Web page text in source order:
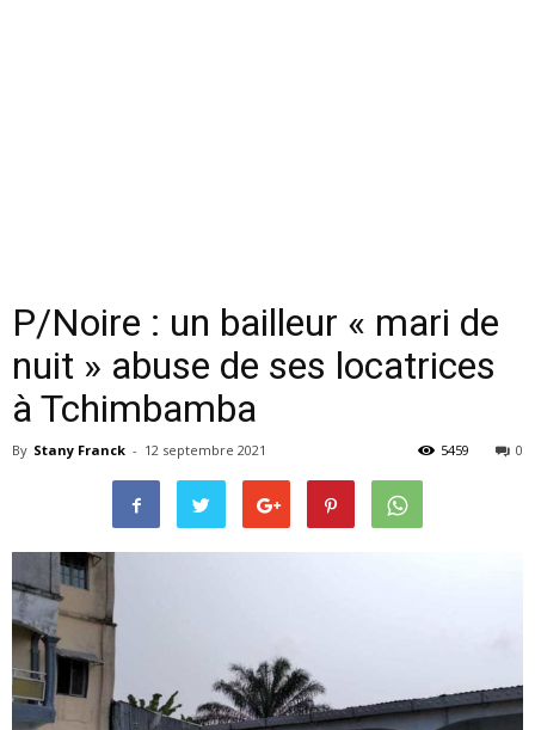
P/Noire : un bailleur « mari de
nuit » abuse de ses locatrices
à Tchimbamba
By Stany Franck - 12 septembre 2021 0
5459